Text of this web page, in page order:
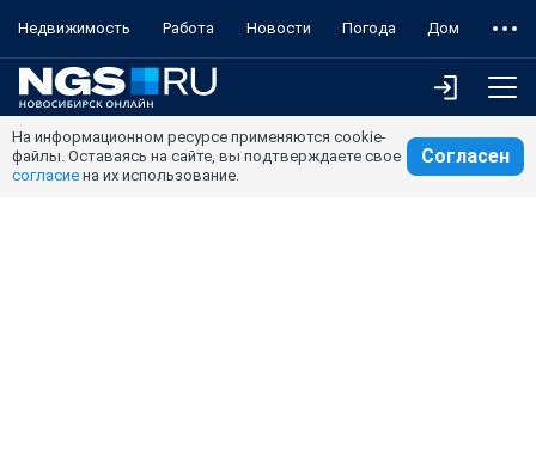
Недвижимость Работа Новости Погода Дом
На информационном ресурсе применяются cookie-
файлы. Оставаясь на сайте, вы подтверждаете свое
согласие на их использование.
Согласен